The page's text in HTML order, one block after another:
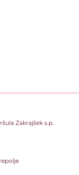
Zakrajšek s.p.